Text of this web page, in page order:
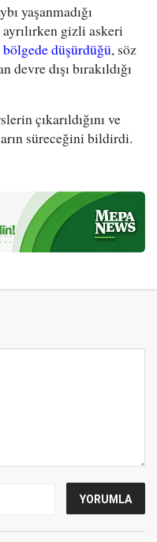
yaşanmadığı
gizli askeri
bölgede düşürdüğü, söz
dışı bırakıldığı
çıkarıldığını ve
süreceğini bildirdi.